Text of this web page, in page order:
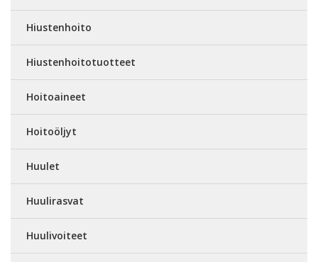
Hiustenhoito
Hiustenhoitotuotteet
Hoitoaineet
Hoitoöljyt
Huulet
Huulirasvat
Huulivoiteet